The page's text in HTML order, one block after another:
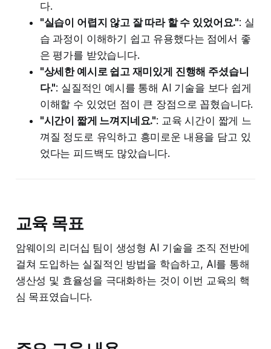
다.
"실습이 어렵지 않고 잘 따라 할 수 있었어요.": 실
습 과정이 이해하기 쉽고 유용했다는 점에서 좋
은 평가를 받았습니다.
"상세한 예시로 쉽고 재미있게 진행해 주셨습니
다.": 실질적인 예시를 통해 AI 기술을 보다 쉽게
이해할 수 있었던 점이 큰 장점으로 꼽혔습니다.
"시간이 짧게 느껴지네요.": 교육 시간이 짧게 느
껴질 정도로 유익하고 흥미로운 내용을 담고 있
었다는 피드백도 많았습니다.
교육 목표
암웨이의 리더십 팀이 생성형 AI 기술을 조직 전반에
걸쳐 도입하는 실질적인 방법을 학습하고, AI를 통해
생산성 및 효율성을 극대화하는 것이 이번 교육의 핵
심 목표였습니다.